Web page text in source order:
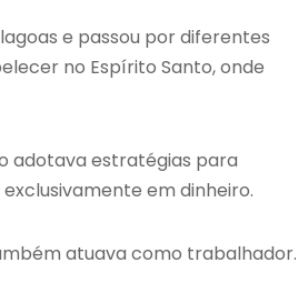
e passou por diferentes
no Espírito Santo, onde
adotava estratégias para
em dinheiro.
atuava como trabalhador.